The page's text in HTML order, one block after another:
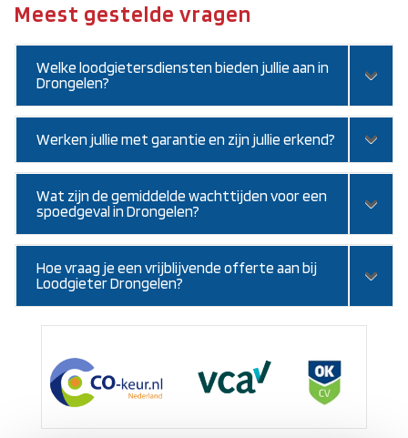
Meest gestelde vragen
Welke loodgietersdiensten bieden jullie aan in
Drongelen?
Werken jullie met garantie en zijn jullie erkend?
Wat zijn de gemiddelde wachttijden voor een
spoedgeval in Drongelen?
Hoe vraag je een vrijblijvende offerte aan bij
Loodgieter Drongelen?